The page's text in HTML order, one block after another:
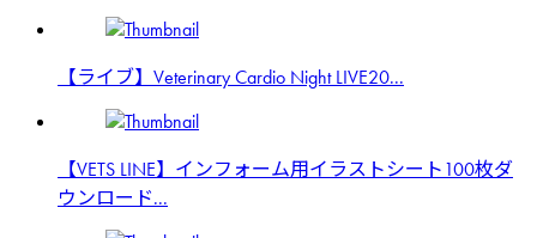
【ライブ】Veterinary Cardio Night LIVE20...
【VETS LINE】インフォーム用イラストシート100枚ダ
ウンロード...